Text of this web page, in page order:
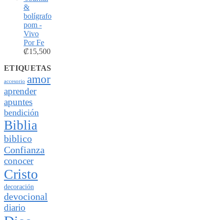
&
bolígrafo
pom -
Vivo
Por Fe
₡15,500
ETIQUETAS
accesorio amor
aprender
apuntes
bendición
Biblia
biblico
Confianza
conocer
Cristo
decoración
devocional
diario